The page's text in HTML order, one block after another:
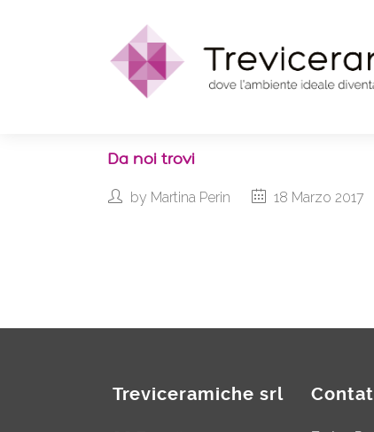
Da noi trovi
by Martina Perin 18 Marzo 2017
Treviceramiche srl